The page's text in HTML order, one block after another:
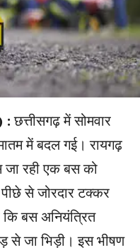
:छत्तीसगढ़ में सोमवार
में बदल गई। रायगढ़
जा रही एक बस को
से जोरदार टक्कर
बस अनियंत्रित
से जा भिड़ी। इस भीषण